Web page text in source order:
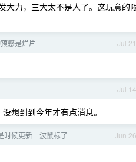
大力，三大太不是人了。这玩意的
Jul 21
感是烂片
Jul 14
想到到今年才有点消息。
Jun 26
时候更新一波鼠标了